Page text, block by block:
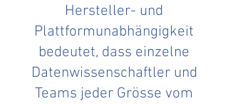
Hersteller- und
Plattformunabhängigkeit
bedeutet, dass einzelne
Datenwissenschaftler und
Teams jeder Grösse vom